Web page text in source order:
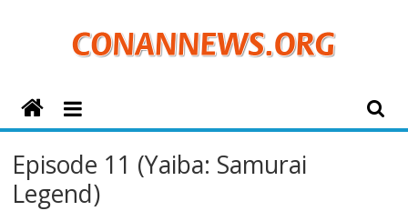
ConanNews.org
Conan
News
Episode 11 (Yaiba: Samurai
Legend)